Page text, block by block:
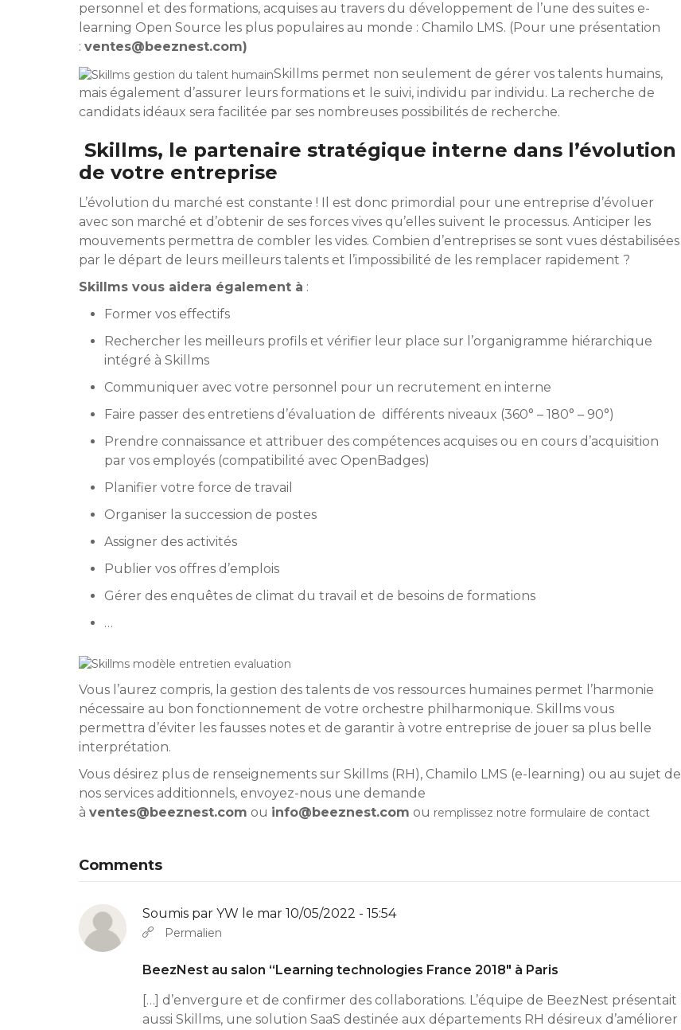
personnel et des formations, acquises au travers du développement de l’une des suites e-
learning Open Source les plus populaires au monde : Chamilo LMS. (Pour une présentation
:ventes@beeznest.com)
Skillms permet non seulement de gérer vos talents humains,
mais également d’assurer leurs formations et le suivi, individu par individu. La recherche de
candidats idéaux sera facilitée par ses nombreuses possibilités de recherche.
Skillms, le partenaire stratégique interne dans l’évolution
de votre entreprise
L’évolution du marché est constante ! Il est donc primordial pour une entreprise d’évoluer
avec son marché et d’obtenir de ses forces vives qu’elles suivent le processus. Anticiper les
mouvements permettra de combler les vides. Combien d’entreprises se sont vues déstabilisées
par le départ de leurs meilleurs talents et l’impossibilité de les remplacer rapidement ?
Skillms vous aidera également à :
Former vos effectifs
Rechercher les meilleurs profils et vérifier leur place sur l’organigramme hiérarchique
intégré à Skillms
Communiquer avec votre personnel pour un recrutement en interne
Faire passer des entretiens d’évaluation de différents niveaux (360° – 180° – 90°)
Prendre connaissance et attribuer des compétences acquises ou en cours d’acquisition
par vos employés (compatibilité avec OpenBadges)
Planifier votre force de travail
Organiser la succession de postes
Assigner des activités
Publier vos offres d’emplois
Gérer des enquêtes de climat du travail et de besoins de formations
…
Vous l’aurez compris, la gestion des talents de vos ressources humaines permet l’harmonie
nécessaire au bon fonctionnement de votre orchestre philharmonique. Skillms vous
permettra d’éviter les fausses notes et de garantir à votre entreprise de jouer sa plus belle
interprétation.
Vous désirez plus de renseignements sur Skillms (RH), Chamilo LMS (e-learning) ou au sujet de
nos services additionnels, envoyez-nous une demande
àventes@beeznest.com ou info@beeznest.com ou remplissez notre formulaire de contact
Comments
Soumis parYW le mar 10/05/2022 - 15:54
Permalien
BeezNest au salon “Learning technologies France 2018″ à Paris
[…] d’envergure et de confirmer des collaborations. L’équipe de BeezNest présentait
aussi Skillms, une solution SaaS destinée aux départements RH désireux d’améliorer